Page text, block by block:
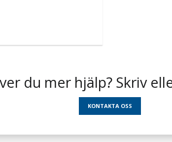
du mer hjälp? Skriv
KONTAKTA OSS